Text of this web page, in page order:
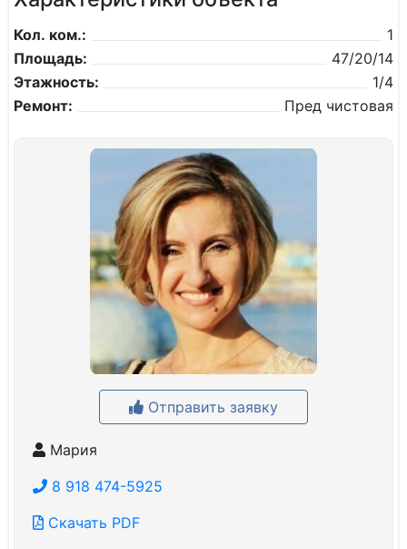
Кол. ком.:
1
Площадь:
47/20/14
Этажность:
1/4
Ремонт:
Пред чистовая
Отправить заявку
Мария
8 918 474-5925
Скачать PDF